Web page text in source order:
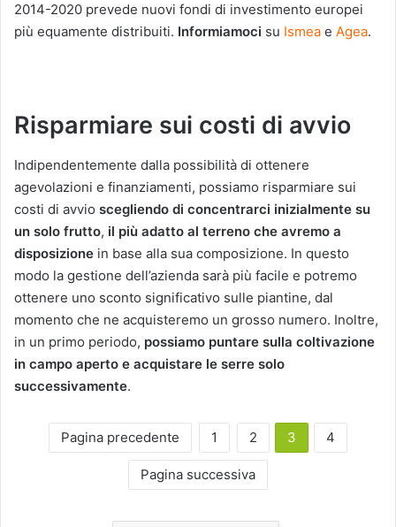
2014-2020 prevede nuovi fondi di investimento europei
più equamente distribuiti. Informiamoci su Ismea e Agea.
Risparmiare sui costi di avvio
Indipendentemente dalla possibilità di ottenere
agevolazioni e finanziamenti, possiamo risparmiare sui
costi di avvio scegliendo di concentrarci inizialmente su
un solo frutto, il più adatto al terreno che avremo a
disposizione in base alla sua composizione. In questo
modo la gestione dell’azienda sarà più facile e potremo
ottenere uno sconto significativo sulle piantine, dal
momento che ne acquisteremo un grosso numero. Inoltre,
in un primo periodo, possiamo puntare sulla coltivazione
in campo aperto e acquistare le serre solo
successivamente.
Pagina precedente 1 2 3 4
Pagina successiva